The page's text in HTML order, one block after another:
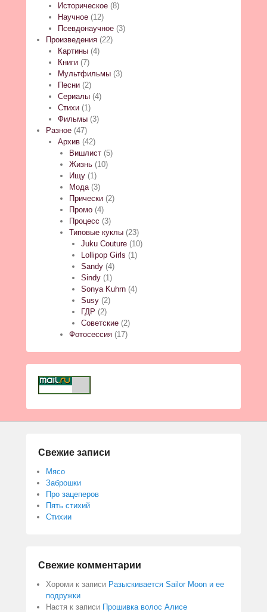
Историческое(8)
Научное(12)
Псевдонаучное(3)
Произведения (22)
Картины(4)
Книги(7)
Мультфильмы(3)
Песни(2)
Сериалы(4)
Стихи(1)
Фильмы(3)
Разное (47)
Архив(42)
Вишлист (5)
Жизнь (10)
Ищу (1)
Мода (3)
Прически (2)
Промо (4)
Процесс (3)
Типовые куклы (23)
Juku Couture(10)
Lollipop Girls (1)
Sandy(4)
Sindy(1)
Sonya Kuhrn(4)
Susy(2)
ГДР (2)
Советские(2)
Фотосессия (17)
Свежие записи
Мясо
Заброшки
Про зацеперов
Пять стихий
Стихии
Свежие комментарии
Хороми к записи Разыскивается Sailor Moon и ее
подружки
Настя к записи Прошивка волос Алисе